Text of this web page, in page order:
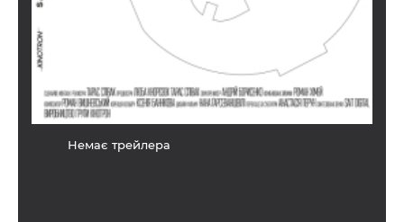
Немає трейлера